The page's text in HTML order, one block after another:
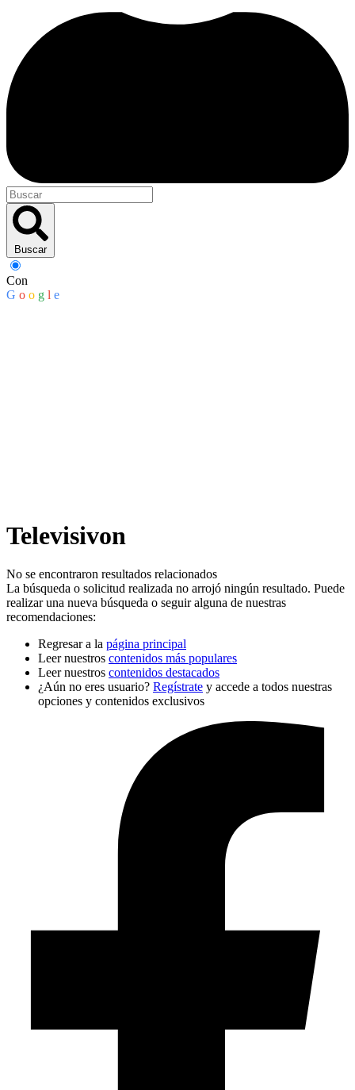
Buscar
Con
G o o g l e
Televisivon
No se encontraron resultados relacionados
La búsqueda o solicitud realizada no arrojó ningún resultado. Puede
realizar una nueva búsqueda o seguir alguna de nuestras
recomendaciones:
Regresar a la página principal
Leer nuestros contenidos más populares
Leer nuestros contenidos destacados
¿Aún no eres usuario? Regístrate y accede a todos nuestras
opciones y contenidos exclusivos